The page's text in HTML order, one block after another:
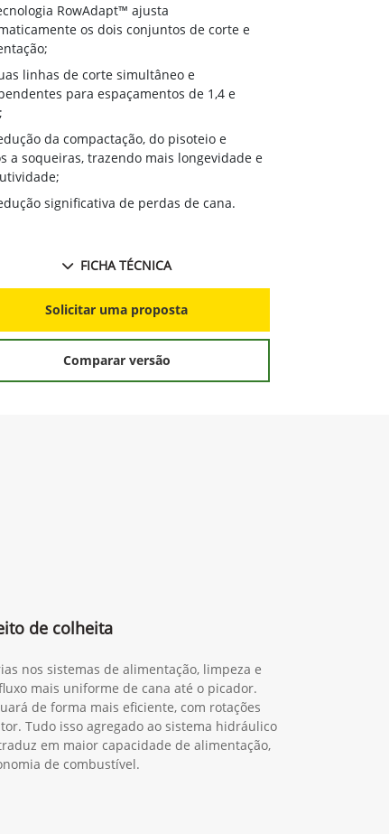
RowAdapt™ ajusta
os dois conjuntos de corte e
linhas de corte simultâneo e
para espaçamentos de 1,4 e
da compactação, do pisoteio e
a soqueiras, trazendo mais longevidade e
significativa de perdas de cana.
FICHA TÉCNICA
Solicitar uma proposta
Comparar versão
de colheita
nos sistemas de alimentação, limpeza e
mais uniforme de cana até o picador.
de forma mais eficiente, com rotações
Tudo isso agregado ao sistema hidráulico
em maior capacidade de alimentação,
de combustível.